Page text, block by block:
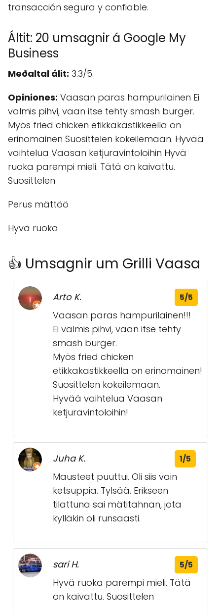
transacción segura y confiable.
Áltit: 20 umsagnir á Google My
Business
Meðaltal álit: 3.3/5.
Opiniones: Vaasan paras hampurilainen Ei
valmis pihvi, vaan itse tehty smash burger.
Myös fried chicken etikkakastikkeella on
erinomainen Suosittelen kokeilemaan. Hyvää
vaihtelua Vaasan ketjuravintoloihin Hyvä
ruoka parempi mieli. Tätä on kaivattu.
Suosittelen
Perus mättöö
Hyvä ruoka
👍 Umsagnir um Grilli Vaasa
Arto K. 5/5
Vaasan paras hampurilainen!!!
Ei valmis pihvi, vaan itse tehty
smash burger.
Myös fried chicken
etikkakastikkeella on erinomainen!
Suosittelen kokeilemaan.
Hyvää vaihtelua Vaasan
ketjuravintoloihin!
Juha K. 1/5
Mausteet puuttui. Oli siis vain
ketsuppia. Tylsää. Erikseen
tilattuna sai mätitahnan, jota
kylläkin oli runsaasti.
sari H. 5/5
Hyvä ruoka parempi mieli. Tätä
on kaivattu. Suosittelen